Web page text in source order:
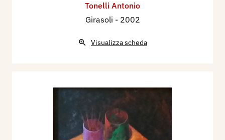
Tonelli Antonio
Girasoli - 2002
Visualizza scheda